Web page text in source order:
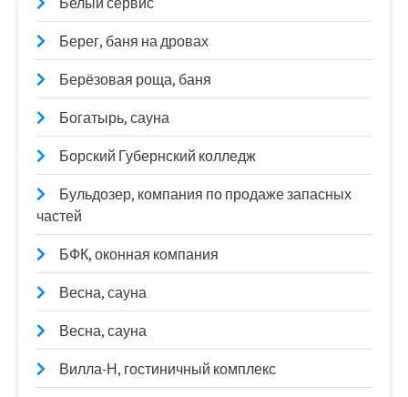
Берег, баня на дровах
Берёзовая роща, баня
Богатырь, сауна
Борский Губернский колледж
Бульдозер, компания по продаже запасных
частей
БФК, оконная компания
Весна, сауна
Весна, сауна
Вилла-Н, гостиничный комплекс